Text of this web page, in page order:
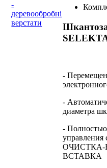
-
деревообробні
верстати
-
-
диаметра
- Полностью
управления
ВСТАВКА